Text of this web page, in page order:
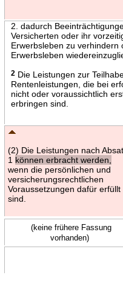
2. dadurch
Versicherten oder ihr
Erwerbsleben zu
Erwerbsleben
2Die Leistungen zur
Rentenleistungen, die bei
nicht oder voraussichtlich
erbringen sind.
(2) Die Leistungen nach
1 können erbracht werden,
wenn die persönlichen und
versicherungsrechtlichen
Voraussetzungen dafür erfüllt
sind.
(keine frühere Fassung
vorhanden)